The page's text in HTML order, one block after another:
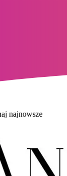
najnowsze